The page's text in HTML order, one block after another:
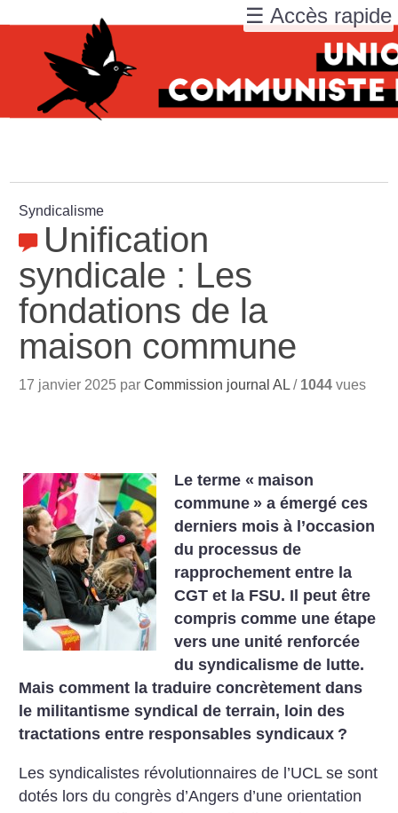
Syndicalisme
Unification
syndicale : Les
fondations de la
maison commune
17 janvier 2025 parCommission journal AL / 1044 vues
Le terme « maison
commune » a émergé ces
derniers mois à l’occasion
du processus de
rapprochement entre la
CGT et la FSU. Il peut être
compris comme une étape
vers une unité renforcée
du syndicalisme de lutte.
Mais comment la traduire concrètement dans
le militantisme syndical de terrain, loin des
tractations entre responsables syndicaux ?
Les syndicalistes révolutionnaires de l’UCL se sont
dotés lors du congrès d’Angers d’une orientation
☰ Accès rapide